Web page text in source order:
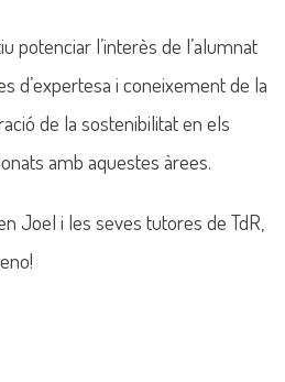
potenciar l’interès de l’alumnat
d’expertesa i coneixement de la
de la sostenibilitat en els
amb aquestes àrees.
Joel i les seves tutores de TdR,